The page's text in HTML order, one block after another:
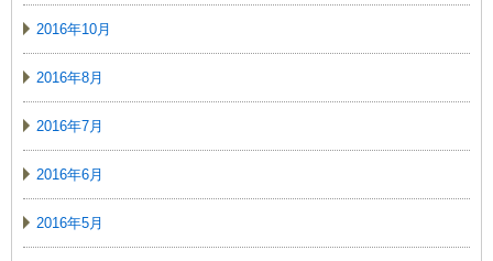
2016年10月
2016年8月
2016年7月
2016年6月
2016年5月